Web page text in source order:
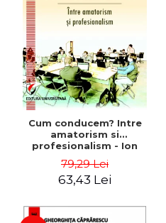
Cum conducem? Intre
amatorism si
profesionalism - Ion
79,29 Lei
63,43 Lei